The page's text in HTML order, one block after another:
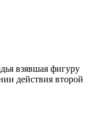
взявшая фигуру
действия второй